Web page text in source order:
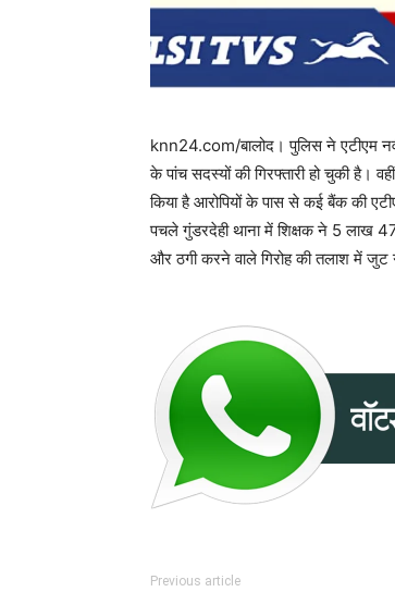
knn24.com/बालोद। पुलिस ने एटीएम
के पांच सदस्यों की गिरफ्तारी हो चुकी है।
किया है आरोपियों के पास से कई बैंक की
पचले गुंडरदेही थाना में शिक्षक ने 5 लाख
और ठगी करने वाले गिरोह की तलाश में जुट
Previous article